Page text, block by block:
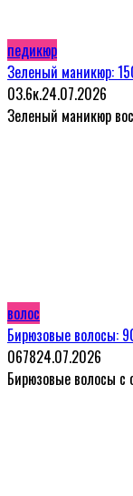
педикюр
Зеленый маникюр:
03.6к.24.07.2026
Зеленый маникюр
волос
Бирюзовые волосы:
067824.07.2026
Бирюзовые волосы с